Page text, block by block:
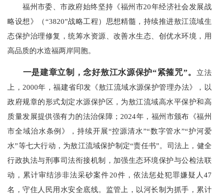
福州市委、市政府始终坚持《福州市20年经济社会发展战
略设想》（“3820”战略工程）思想精髓，持续推进敖江流域生
态保护治理修复，统筹水资源、改善水生态、创优水环境，用
高品质的水造福两岸同胞。
一是建章立制，念好敖江水源保护“紧箍咒”。
立法
上，2000年，福建省印发《敖江流域水源保护管理办法》，以
政府规章的形式划定水源保护区，为敖江流域高水平保护和高
质量发展提供强有力的法治保障；2024年，福州市颁布《福州
市全域治水条例》，持续开展“控源清水”“数字管水”“护河爱
水”等七大行动，为敖江流域保护制定“责任书”。司法上，健全
行政执法与刑事司法衔接机制，加强生态环境保护与公检法联
动，累计审结涉非法采砂案件20件，依法惩处犯罪嫌疑人47
名，守住人民用水安全底线。监管上，以河长制为抓手，累计